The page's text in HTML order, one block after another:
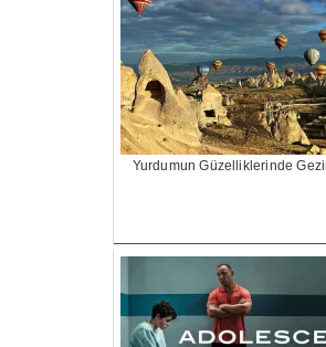
Yurdumun Güzelliklerinde